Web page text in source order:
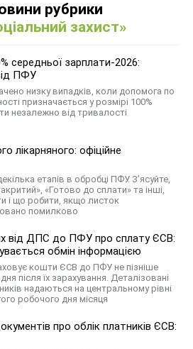
рубрики
захист»
середньої зарплати-2026:
ПФУ
низку випадків, коли допомога по
призначається у розмірі 100%
незалежно від тривалості
лікарняного: офіційне
етапів в обробці ПФУ. З’ясуйте,
«Готово до сплати» та інші,
і що робити, якщо листок
помилково
від ДПС до ПФУ про сплату ЄСВ:
обмін інформацією
кошти ЄСВ до ПФУ не пізніше
після їх зарахування. Деталізовані
надаються на центральному рівні
робочого дня місяця
про облік платників ЄСВ: